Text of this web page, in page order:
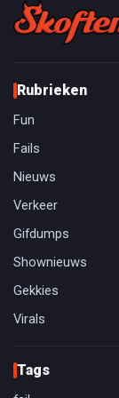
Rubrieken
Fun
Fails
Nieuws
Verkeer
Gifdumps
Shownieuws
Gekkies
Virals
Tags